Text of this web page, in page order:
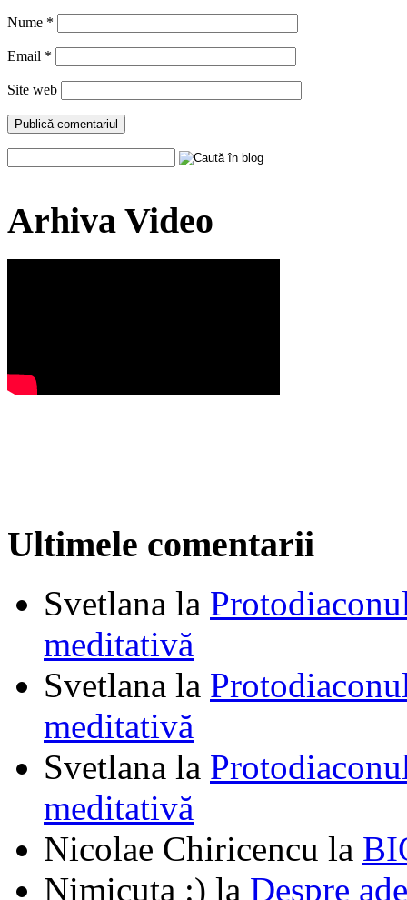
Nume *
Email *
Site web
Arhiva Video
Ultimele comentarii
Svetlana la
meditativă
Svetlana la
meditativă
Svetlana la
meditativă
Nicolae Chiricencu la
Nimicuța :) la Despre